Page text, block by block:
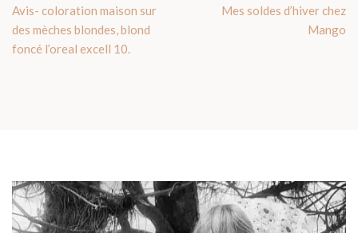
Avis- coloration maison sur
des mèches blondes, blond
foncé l’oreal excell 10.
Mes soldes d’hiver chez
Mango